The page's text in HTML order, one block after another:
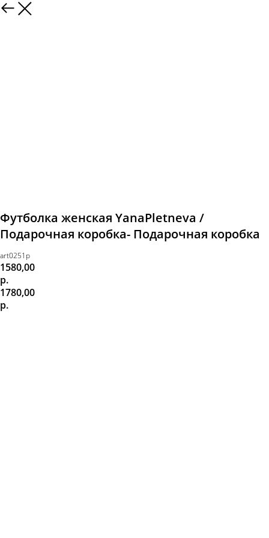
Футболка женская YanaPletneva /
Подарочная коробка- Подарочная коробка
art0251p
1580,00
р.
1780,00
р.